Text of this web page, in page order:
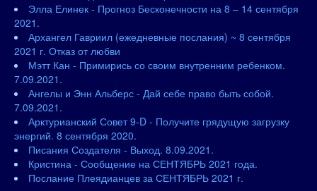
Элла Елинек - Прогноз Бесконечности на 8 – 14 сентября
2021.
Архангел Гавриил (ежедневные послания) ~ 8 сентября
2021 г. Отказ от любви
Мэтт Кан - Примирись со своим внутренним ребенком.
7.09.2021.
Ангелы и Энн Альберс - Дай себе право быть собой.
7.09.2021.
Арктурианский Совет 9-D - Получите грядущую загрузку
энергий. 8 сентября 2020.
Писания Создателя - Выход. 8.09.2021.
Кристина - Сообщение на СЕНТЯБРЬ 2021 года.
Послание Плеядианцев за СЕНТЯБРЬ 2021 г.